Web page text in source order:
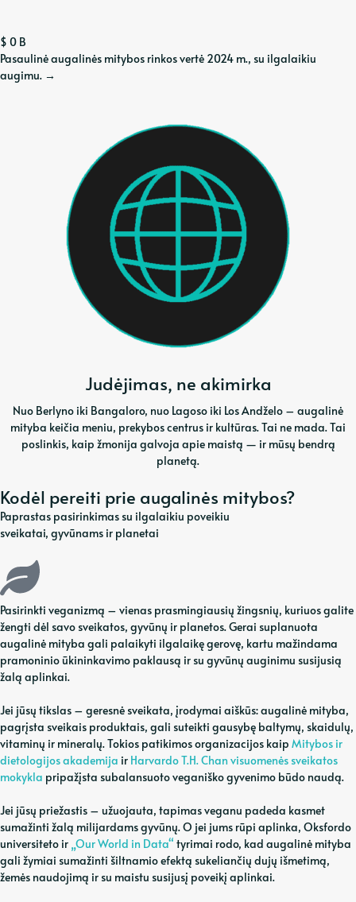
$ 0 B
Pasaulinė augalinės mitybos rinkos vertė 2024 m., su ilgalaikiu
augimu. →
Judėjimas, ne akimirka
Nuo Berlyno iki Bangaloro, nuo Lagoso iki Los Andželo – augalinė
mityba keičia meniu, prekybos centrus ir kultūras. Tai ne mada. Tai
poslinkis, kaip žmonija galvoja apie maistą — ir mūsų bendrą
planetą.
Kodėl pereiti prie augalinės mitybos?
Paprastas pasirinkimas su ilgalaikiu poveikiu
sveikatai, gyvūnams ir planetai
Pasirinkti veganizmą – vienas prasmingiausių žingsnių, kuriuos galite
žengti dėl savo sveikatos, gyvūnų ir planetos. Gerai suplanuota
augalinė mityba gali palaikyti ilgalaikę gerovę, kartu mažindama
pramoninio ūkininkavimo paklausą ir su gyvūnų auginimu susijusią
žalą aplinkai.
Jei jūsų tikslas – geresnė sveikata, įrodymai aiškūs: augalinė mityba,
pagrįsta sveikais produktais, gali suteikti gausybę baltymų, skaidulų,
vitaminų ir mineralų. Tokios patikimos organizacijos kaip Mitybos ir
dietologijos akademija ir Harvardo T.H. Chan visuomenės sveikatos
mokykla pripažįsta subalansuoto veganiško gyvenimo būdo naudą.
Jei jūsų priežastis – užuojauta, tapimas veganu padeda kasmet
sumažinti žalą milijardams gyvūnų. O jei jums rūpi aplinka, Oksfordo
universiteto ir „Our World in Data“ tyrimai rodo, kad augalinė mityba
gali žymiai sumažinti šiltnamio efektą sukeliančių dujų išmetimą,
žemės naudojimą ir su maistu susijusį poveikį aplinkai.